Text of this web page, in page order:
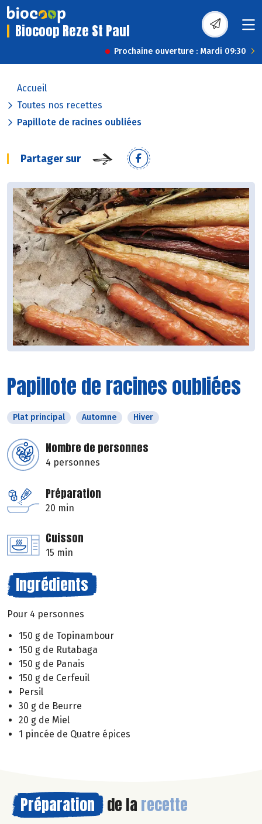
Biocoop Reze St Paul
Prochaine ouverture : Mardi 09:30
Accueil
Toutes nos recettes
Papillote de racines oubliées
Partager sur
Papillote de racines oubliées
Plat principal Automne Hiver
Nombre de personnes
4 personnes
Préparation
20 min
Cuisson
15 min
Ingrédients
Pour 4 personnes
150 g de Topinambour
150 g de Rutabaga
150 g de Panais
150 g de Cerfeuil
Persil
30 g de Beurre
20 g de Miel
1 pincée de Quatre épices
Préparation de la recette